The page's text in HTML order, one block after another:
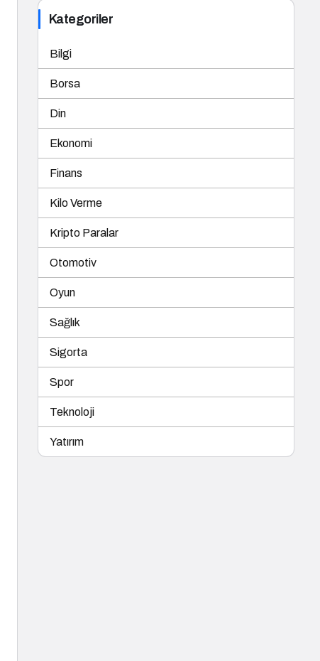
Kategoriler
Bilgi
Borsa
Din
Ekonomi
Finans
Kilo Verme
Kripto Paralar
Otomotiv
Oyun
Sağlık
Sigorta
Spor
Teknoloji
Yatırım